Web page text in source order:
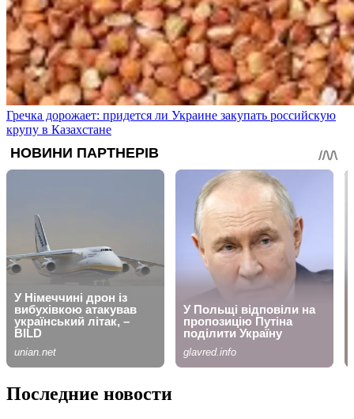
Гречка дорожает: придется ли Украине закупать российскую
крупу в Казахстане
Последние новости